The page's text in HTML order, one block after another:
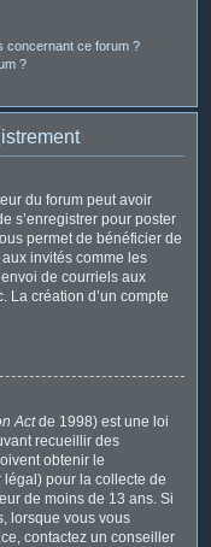
concernant ce forum ?
?
du forum peut avoir
s’enregistrer pour poster
permet de bénéficier de
invités comme les
de courriels aux
La création d’un compte
Actde 1998) est une loi
recueillir des
obtenir le
légal) pour la collecte de
de moins de 13 ans. Si
lorsque vous vous
contactez un conseiller